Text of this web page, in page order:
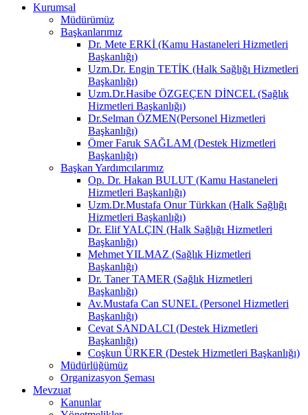
Kurumsal
Müdürümüz
Başkanlarımız
Dr. Mete ERKİ (Kamu Hastaneleri Hizmetleri
Başkanlığı)
Uzm.Dr. Engin TETİK (Halk Sağlığı Hizmetleri
Başkanlığı)
Uzm.Dr.Hasibe ÖZGEÇEN DİNCEL (Sağlık
Hizmetleri Başkanlığı)
Dr.Selman ÖZMEN(Personel Hizmetleri
Başkanlığı)
Ömer Faruk SAĞLAM (Destek Hizmetleri
Başkanlığı)
Başkan Yardımcılarımız
Op. Dr. Hakan BULUT (Kamu Hastaneleri
Hizmetleri Başkanlığı)
Uzm.Dr.Mustafa Onur Türkkan (Halk Sağlığı
Hizmetleri Başkanlığı)
Dr. Elif YALÇIN (Halk Sağlığı Hizmetleri
Başkanlığı)
Mehmet YILMAZ (Sağlık Hizmetleri
Başkanlığı)
Dr. Taner TAMER (Sağlık Hizmetleri
Başkanlığı)
Av.Mustafa Can SUNEL (Personel Hizmetleri
Başkanlığı)
Cevat SANDALCI (Destek Hizmetleri
Başkanlığı)
Coşkun ÜRKER (Destek Hizmetleri Başkanlığı)
Müdürlüğümüz
Organizasyon Şeması
Mevzuat
Kanunlar